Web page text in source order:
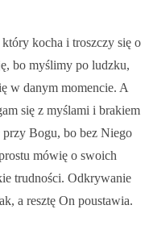
kocha i troszczy się o
bo myślimy po ludzku,
w danym momencie. A
się z myślami i brakiem
Bogu, bo bez Niego
mówię o swoich
trudności. Odkrywanie
a resztę On poustawia.